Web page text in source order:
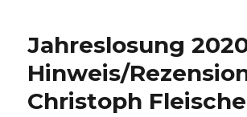
Jahreslosung
Hinweis/
Christoph